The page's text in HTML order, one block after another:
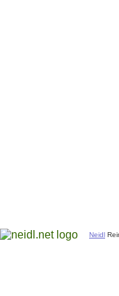
Neidl